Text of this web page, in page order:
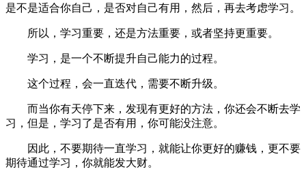
是不是适合你自己，是否对自己有用，然后，再去考虑学习。
所以，学习重要，还是方法重要，或者坚持更重要。
学习，是一个不断提升自己能力的过程。
这个过程，会一直迭代，需要不断升级。
而当你有天停下来，发现有更好的方法，你还会不断去学
习，但是，学习了是否有用，你可能没注意。
因此，不要期待一直学习，就能让你更好的赚钱，更不要
期待通过学习，你就能发大财。